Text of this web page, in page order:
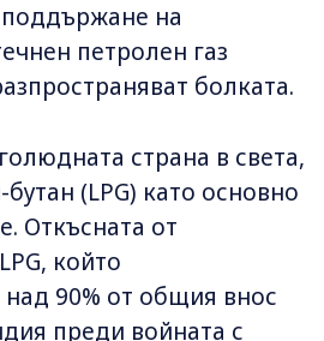
поддържане на
петролен газ
болката.
страна в света,
(LPG) като основно
Откъсната от
който
90% от общия внос
преди войната с